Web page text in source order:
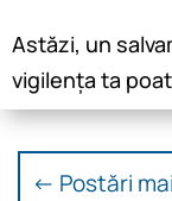
Astăzi, un
vigilența ta
← Postări